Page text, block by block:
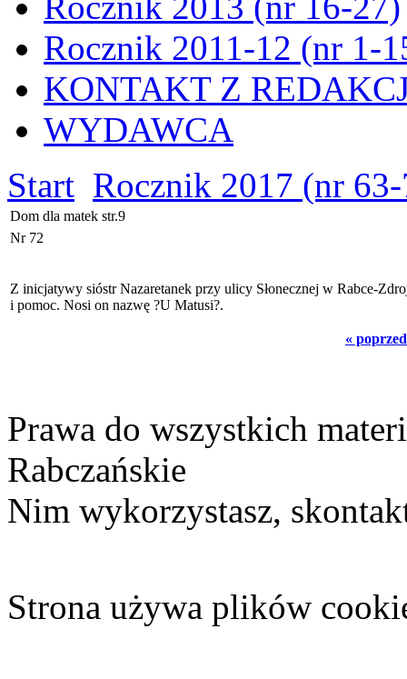
Rocznik 2011-12 (nr 1-
KONTAKT Z
WYDAWCA
Start Rocznik 2017 (nr
Dom dla matek str.9
Nr 72
Z inicjatywy sióstr Nazaretanek przy ulicy Słonecznej w Rabce-
i pomoc. Nosi on nazwę ?U Matusi?.
«
Prawa do wszystkich
Rabczańskie
Nim wykorzystasz,
Strona używa plików